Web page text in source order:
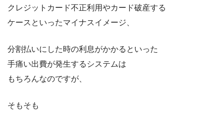
クレジットカード不正利用やカード破産する
ケースといったマイナスイメージ、
分割払いにした時の利息がかかるといった
手痛い出費が発生するシステムは
もちろんなのですが、
そもそも